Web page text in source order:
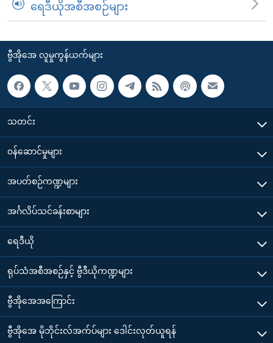
ရေဒီယိုအစီအစဉ်များ
ဗွီအိုအေ လူမှုကွန်ယက်များ
သတင်း
၀န်ဆောင်မှုများ
အပတ်စဉ်ကဏ္ဍများ
အင်္ဂလိပ်သင်ခန်းစာများ
ရေဒီယို
ရုပ်သံအစီအစဉ်နှင့် ဗွီဒီယိုကဏ္ဍများ
ဗွီအိုအေအကြောင်း
ဗွီအိုအေ မိုဘိုင်းလ်အက်ပ်များ ဒေါင်းလုတ်ယူရန်